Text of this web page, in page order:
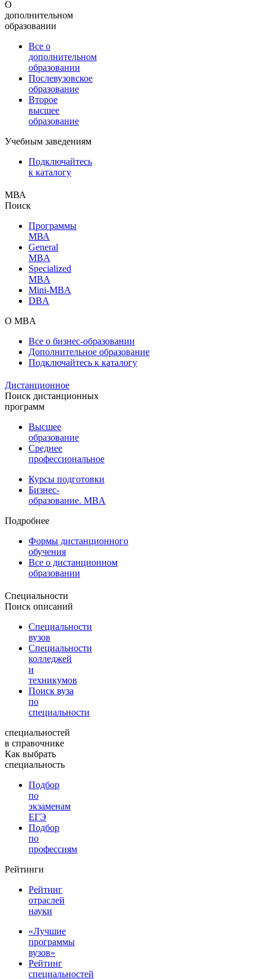
О
дополнительном
образовании
Все о
дополнительном
образовании
Послевузовское
образование
Второе
высшее
образование
Учебным заведениям
Подключайтесь
к каталогу
МВА
Поиск
Программы
МВА
General
MBA
Specialized
MBA
Mini-MBA
DBA
О MBA
Все о бизнес-образовании
Дополнительное образование
Подключайтесь к каталогу
Дистанционное
Поиск дистанционных
программ
Высшее
образование
Среднее
профессиональное
Курсы подготовки
Бизнес-
образование. MBA
Подробнее
Формы дистанционного
обучения
Все о дистанционном
образовании
Специальности
Поиск описаний
Специальности
вузов
Специальности
колледжей
и
техникумов
Поиск вуза
по
специальности
специальностей
в справочнике
Как выбрать
специальность
Подбор
по
экзаменам
ЕГЭ
Подбор
по
профессиям
Рейтинги
Рейтинг
отраслей
науки
«Лучшие
программы
вузов»
Рейтинг
специальностей